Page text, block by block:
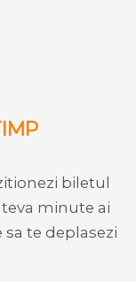
biletul
minute ai
te deplasezi